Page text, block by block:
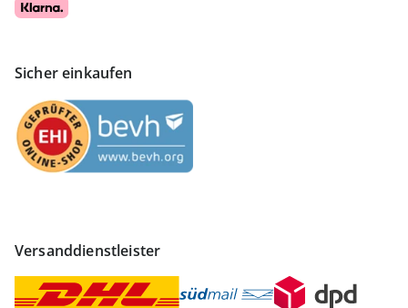
Sicher einkaufen
Versanddienstleister